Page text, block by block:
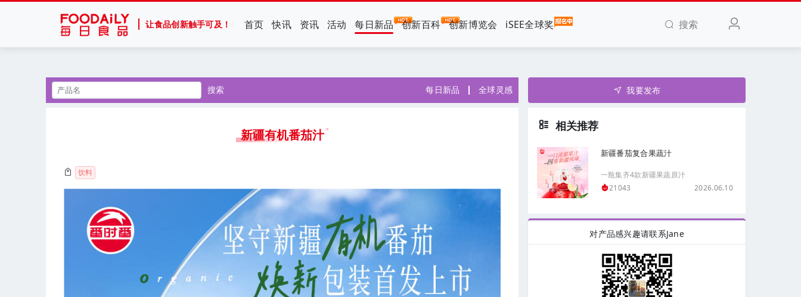
让食品创新触手可及！ 首页 快讯 资讯 活动 每日新品 创新百科 创新博览会 iSEE全球奖 搜索
搜索 每日新品 全球灵感
新疆有机番茄汁
饮料
我要发布
相关推荐
新疆番茄复合果蔬汁
一瓶集齐4款新疆果蔬原汁
21043
2026.06.10
对产品感兴趣请联系Jane